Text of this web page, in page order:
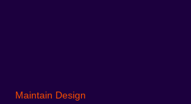
Maintain Design